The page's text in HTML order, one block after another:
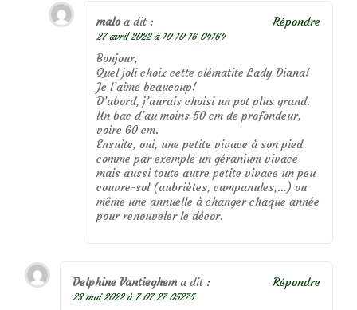
malo a dit :
27 avril 2022 à 10 10 16 04164
Bonjour,
Quel joli choix cette clématite Lady Diana!
Je l’aime beaucoup!
D’abord, j’aurais choisi un pot plus grand.
Un bac d’au moins 50 cm de profondeur,
voire 60 cm.
Ensuite, oui, une petite vivace à son pied
comme par exemple un géranium vivace
mais aussi toute autre petite vivace un peu
couvre-sol (aubriètes, campanules,…) ou
même une annuelle à changer chaque année
pour renouveler le décor.
Répondre
Delphine Vantieghem a dit :
23 mai 2022 à 7 07 27 05275
Répondre